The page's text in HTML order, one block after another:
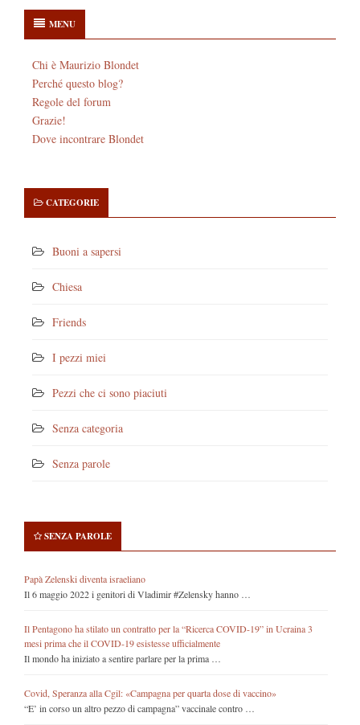
MENU
Chi è Maurizio Blondet
Perché questo blog?
Regole del forum
Grazie!
Dove incontrare Blondet
CATEGORIE
Buoni a sapersi
Chiesa
Friends
I pezzi miei
Pezzi che ci sono piaciuti
Senza categoria
Senza parole
SENZA PAROLE
Papà Zelenski diventa israeliano
Il 6 maggio 2022 i genitori di Vladimir #Zelensky hanno …
Il Pentagono ha stilato un contratto per la “Ricerca COVID-19” in Ucraina 3
mesi prima che il COVID-19 esistesse ufficialmente
Il mondo ha iniziato a sentire parlare per la prima …
Covid, Speranza alla Cgil: «Campagna per quarta dose di vaccino»
“E’ in corso un altro pezzo di campagna” vaccinale contro …